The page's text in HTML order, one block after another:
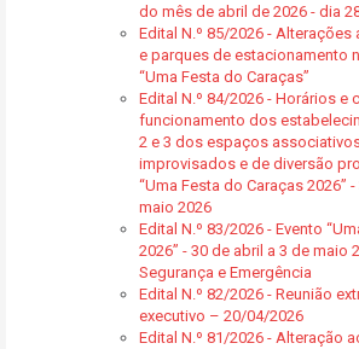
do mês de abril de 2026 - dia
Edital N.º 85/2026 -
e parques de estacionamento
“Uma Festa do Caraças”
Edital N.º 84/2026 - Horários e
funcionamento dos
2 e 3 dos espaços
improvisados e de diversão
“Uma Festa do Caraças 2026”
maio 2026
Edital N.º 83/2026 - Evento
2026” - 30 de abril a 3 de maio
Segurança e Emergência
Edital N.º 82/2026 - Reunião
executivo – 20/04/2026
Edital N.º 81/2026 - Alteração